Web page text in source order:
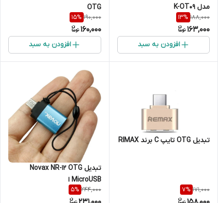
مدل K-OT09
188,000
13%
163,000
افزودن به سبد
OTG
190,000
15%
160,000
افزودن به سبد
تبدیل OTG تایپ C برند RIMAX
171,000
7%
تبدیل Novax NR-12 OTG
MicroUSB ا
244,000
5%